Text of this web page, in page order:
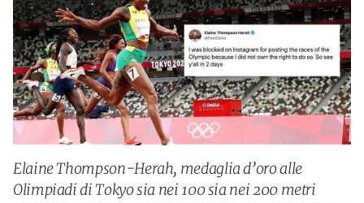
Elaine Thompson-Herah, medaglia d’oro alle
Olimpiadi di Tokyo sia nei 100 sia nei 200 metri